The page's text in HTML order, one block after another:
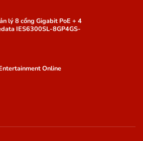
lý 8 cổng Gigabit PoE + 4
IES6300SL-8GP4GS-
Online